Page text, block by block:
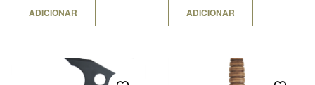
ADICIONAR ADICIONAR